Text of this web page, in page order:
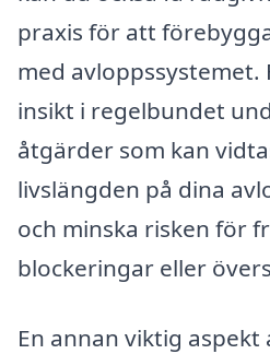
praxis för att
med avloppssystemet.
insikt i regelbundet
åtgärder som kan
livslängden på dina
och minska risken för
blockeringar eller
En annan viktig